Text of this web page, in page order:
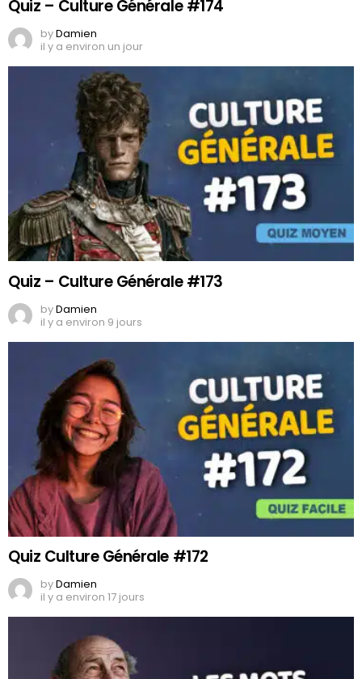
Quiz – Culture Générale #174
byDamien
il y a environ un jour
Quiz – Culture Générale #173
byDamien
il y a environ 9 jours
Quiz Culture Générale #172
byDamien
il y a environ 17 jours